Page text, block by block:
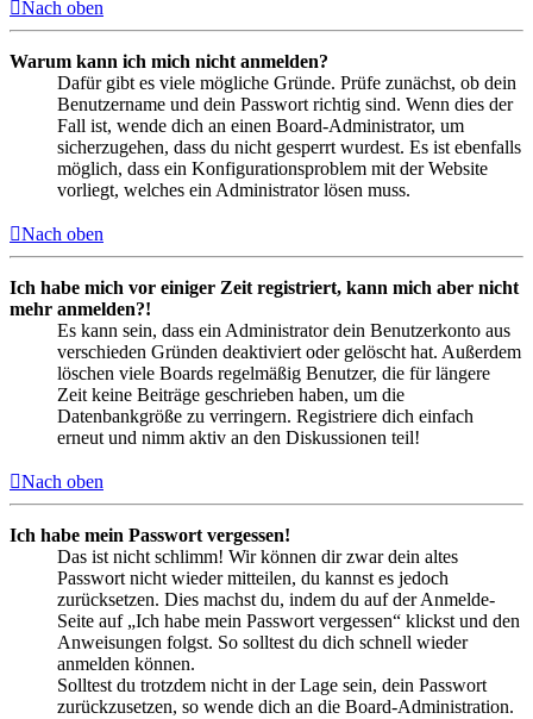
Nach oben
Warum kann ich mich nicht anmelden?
Dafür gibt es viele mögliche Gründe. Prüfe zunächst, ob dein
Benutzername und dein Passwort richtig sind. Wenn dies der
Fall ist, wende dich an einen Board-Administrator, um
sicherzugehen, dass du nicht gesperrt wurdest. Es ist ebenfalls
möglich, dass ein Konfigurationsproblem mit der Website
vorliegt, welches ein Administrator lösen muss.
Nach oben
Ich habe mich vor einiger Zeit registriert, kann mich aber nicht
mehr anmelden?!
Es kann sein, dass ein Administrator dein Benutzerkonto aus
verschieden Gründen deaktiviert oder gelöscht hat. Außerdem
löschen viele Boards regelmäßig Benutzer, die für längere
Zeit keine Beiträge geschrieben haben, um die
Datenbankgröße zu verringern. Registriere dich einfach
erneut und nimm aktiv an den Diskussionen teil!
Nach oben
Ich habe mein Passwort vergessen!
Das ist nicht schlimm! Wir können dir zwar dein altes
Passwort nicht wieder mitteilen, du kannst es jedoch
zurücksetzen. Dies machst du, indem du auf der Anmelde-
Seite auf „Ich habe mein Passwort vergessen“ klickst und den
Anweisungen folgst. So solltest du dich schnell wieder
anmelden können.
Solltest du trotzdem nicht in der Lage sein, dein Passwort
zurückzusetzen, so wende dich an die Board-Administration.